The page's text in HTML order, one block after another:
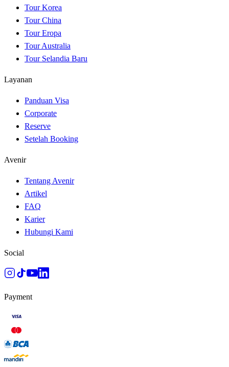
Tour Korea
Tour China
Tour Eropa
Tour Australia
Tour Selandia Baru
Layanan
Panduan Visa
Corporate
Reserve
Setelah Booking
Avenir
Tentang Avenir
Artikel
FAQ
Karier
Hubungi Kami
Social
Payment